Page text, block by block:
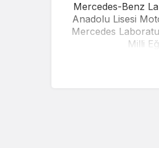
Mercedes-Benz
Anadolu Lisesi
Mercedes
Milli